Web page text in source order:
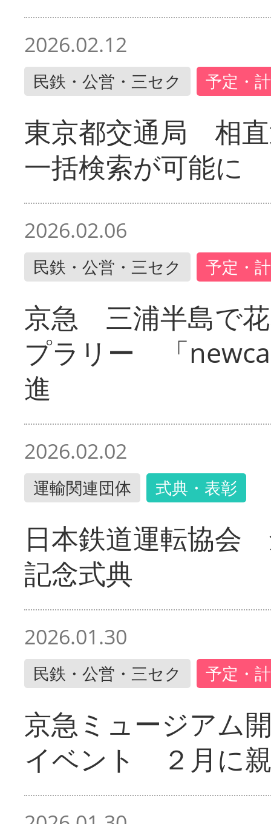
2026.02.12
民鉄・公営・三セク 予定・
東京都交通局 相
一括検索が可能に
2026.02.06
民鉄・公営・三セク 予定・
京急 三浦半島で
プラリー 「
進
2026.02.02
運輸関連団体 式典・表彰
日本鉄道運転協会
記念式典
2026.01.30
民鉄・公営・三セク 予定・
京急ミュージアム
イベント ２月に